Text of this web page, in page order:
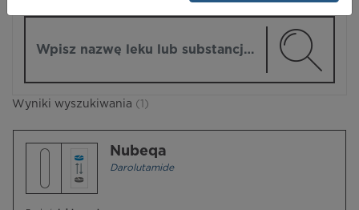
Wyniki wyszukiwania (1)
Nubeqa
Darolutamide